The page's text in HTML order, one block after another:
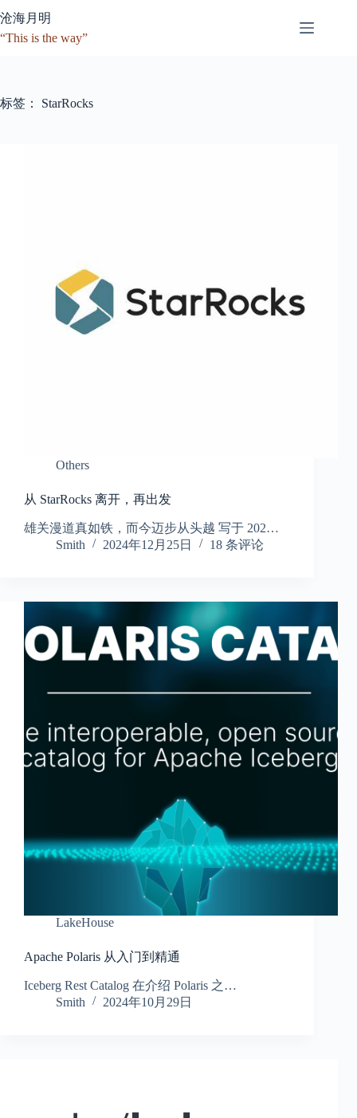
至
内
沧海月明
“This is the way”
标签： StarRocks
Others
从 StarRocks 离开，再出发
雄关漫道真如铁，而今迈步从头越 写于 202…
Smith
2024年12月25日 18 条评论
LakeHouse
Apache Polaris 从入门到精通
Iceberg Rest Catalog 在介绍 Polaris 之…
Smith
2024年10月29日